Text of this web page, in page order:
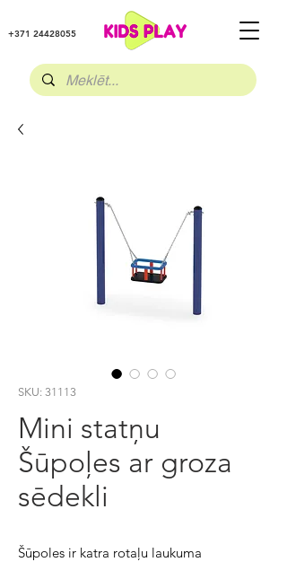
+371 24428055
SKU: 31113
Mini statņu
Šūpoļes ar groza
sēdekli
Šūpoles ir katra rotaļu laukuma